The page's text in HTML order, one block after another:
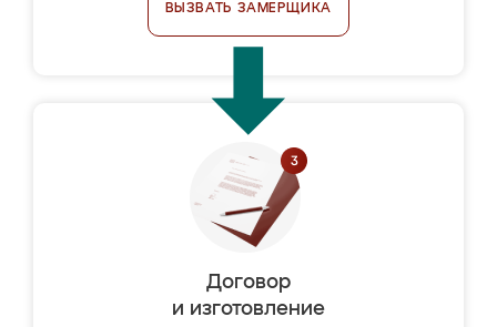
ВЫЗВАТЬ ЗАМЕРЩИКА
Договор
и изготовление